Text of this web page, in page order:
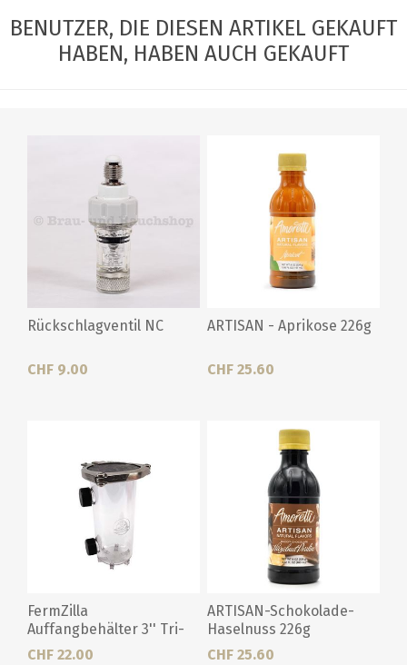
BENUTZER, DIE DIESEN ARTIKEL GEKAUFT
HABEN, HABEN AUCH GEKAUFT
Rückschlagventil NC
CHF 9.00
ARTISAN - Aprikose 226g
CHF 25.60
FermZilla
Auffangbehälter 3'' Tri-
Clamp
CHF 22.00
ARTISAN-Schokolade-
Haselnuss 226g
CHF 25.60